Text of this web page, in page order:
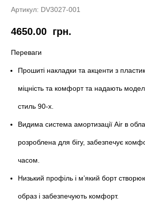
Артикул: DV3027-001
4650.00 грн.
Переваги
Прошиті накладки та акценти з
міцність та комфорт та надають
стиль 90-х.
Видима система амортизації Air в
розроблена для бігу, забезпечує
часом.
Низький профіль і м’який борт
образ і забезпечують комфорт.